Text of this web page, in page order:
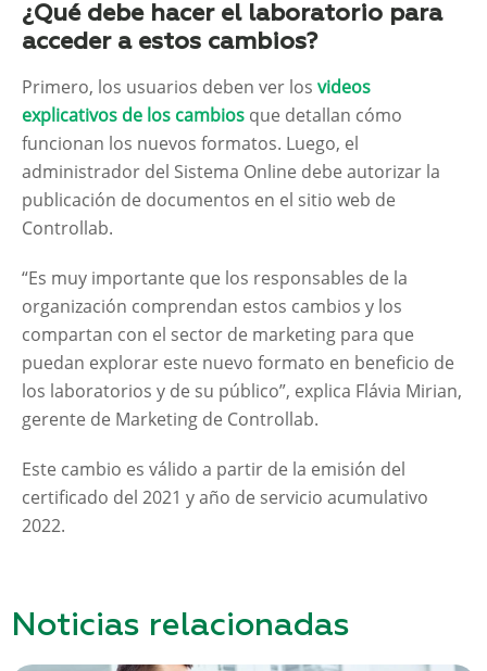
¿Qué debe hacer el laboratorio para
acceder a estos cambios?
Primero, los usuarios deben ver los videos
explicativos de los cambios que detallan cómo
funcionan los nuevos formatos. Luego, el
administrador del Sistema Online debe autorizar la
publicación de documentos en el sitio web de
Controllab.
“Es muy importante que los responsables de la
organización comprendan estos cambios y los
compartan con el sector de marketing para que
puedan explorar este nuevo formato en beneficio de
los laboratorios y de su público”, explica Flávia Mirian,
gerente de Marketing de Controllab.
Este cambio es válido a partir de la emisión del
certificado del 2021 y año de servicio acumulativo
2022.
Noticias relacionadas